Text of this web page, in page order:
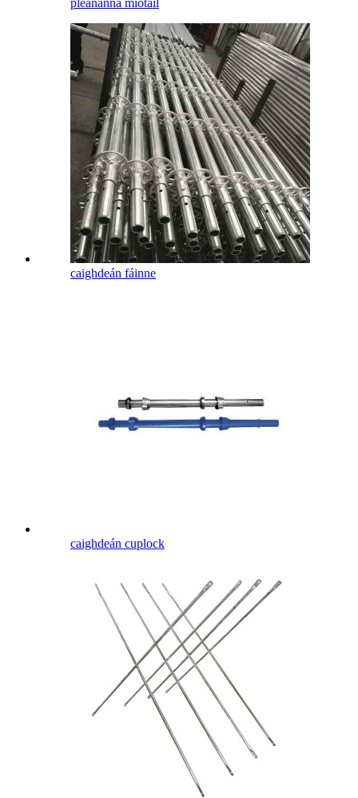
pleananna miotail
caighdeán fáinne
caighdeán cuplock